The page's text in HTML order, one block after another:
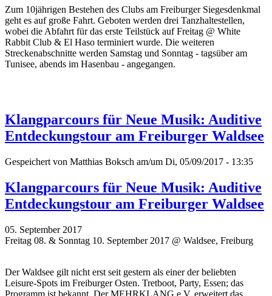
Zum 10jährigen Bestehen des Clubs am Freiburger Siegesdenkmal
geht es auf große Fahrt. Geboten werden drei Tanzhaltestellen,
wobei die Abfahrt für das erste Teilstück auf Freitag @ White
Rabbit Club & El Haso terminiert wurde. Die weiteren
Streckenabschnitte werden Samstag und Sonntag - tagsüber am
Tunisee, abends im Hasenbau - angegangen.
Klangparcours für Neue Musik: Auditive
Entdeckungstour am Freiburger Waldsee
Gespeichert von Matthias Boksch am/um Di, 05/09/2017 - 13:35
Klangparcours für Neue Musik: Auditive
Entdeckungstour am Freiburger Waldsee
05. September 2017
Freitag 08. & Sonntag 10. September 2017 @ Waldsee, Freiburg
Der Waldsee gilt nicht erst seit gestern als einer der beliebten
Leisure-Spots im Freiburger Osten. Tretboot, Party, Essen; das